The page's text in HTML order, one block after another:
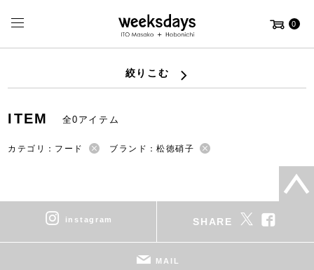
0
絞りこむ
ITEM 全0アイテム
カテゴリ：フード ブランド：松徳硝子
instagram SHARE
MAIL